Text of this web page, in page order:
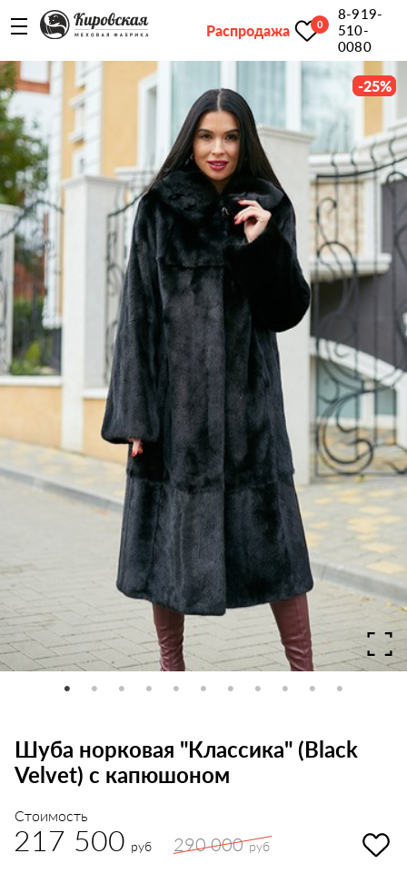
Распродажа 0
8-919-
510-
0080
-25%
Шуба норковая "Классика" (Black
Velvet) с капюшоном
Стоимость
217 500 руб 290 000 руб